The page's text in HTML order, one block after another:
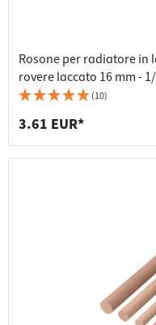
Rosone per radiatore in
rovere laccato 16 mm -
(10)
3.61 EUR*